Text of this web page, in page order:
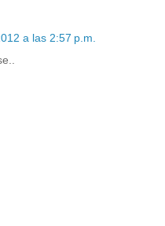
a las 2:57 p.m.